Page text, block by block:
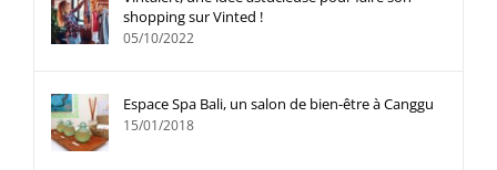
shopping sur Vinted !
05/10/2022
Espace Spa Bali, un salon de bien-être à Canggu
15/01/2018